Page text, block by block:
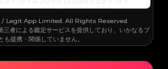
#3066123689299189
#3066123689299189
#3066123689299189
#3066123689299189
#3066123689299189
#3066123689299189
#3066123689299189
#3066123689299189
/ Legit App Limited. All Rights Reserved.
者による鑑定サービスを提供しており、いかなるブ
も提携・関係していません。